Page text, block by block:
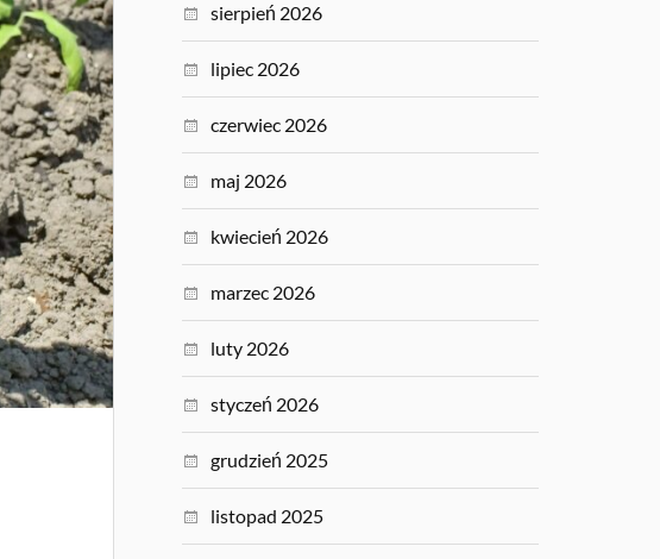
sierpień 2026
lipiec 2026
czerwiec 2026
maj 2026
kwiecień 2026
marzec 2026
luty 2026
styczeń 2026
grudzień 2025
listopad 2025